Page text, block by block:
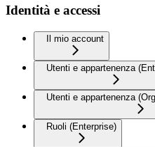
Identità e accessi
Il mio account
Utenti e appartenenza
Utenti e appartenenza
Ruoli (Enterprise)